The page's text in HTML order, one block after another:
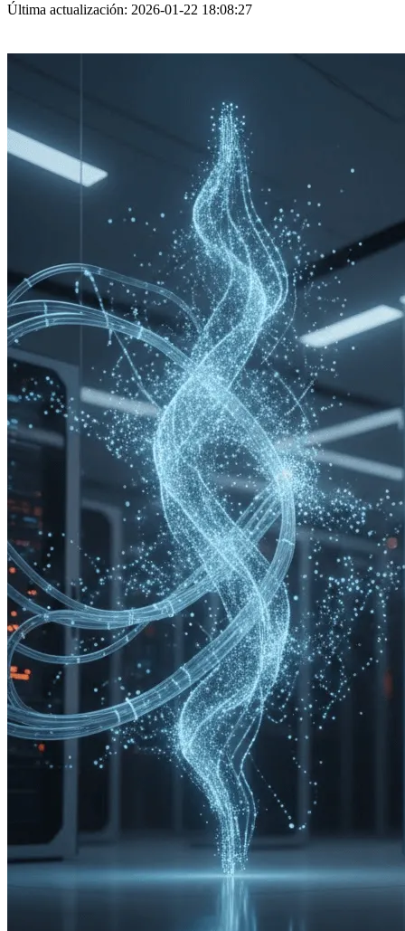
Última actualización: 2026-01-22 18:08:27